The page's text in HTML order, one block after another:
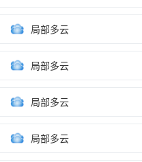
局部多云
局部多云
局部多云
局部多云